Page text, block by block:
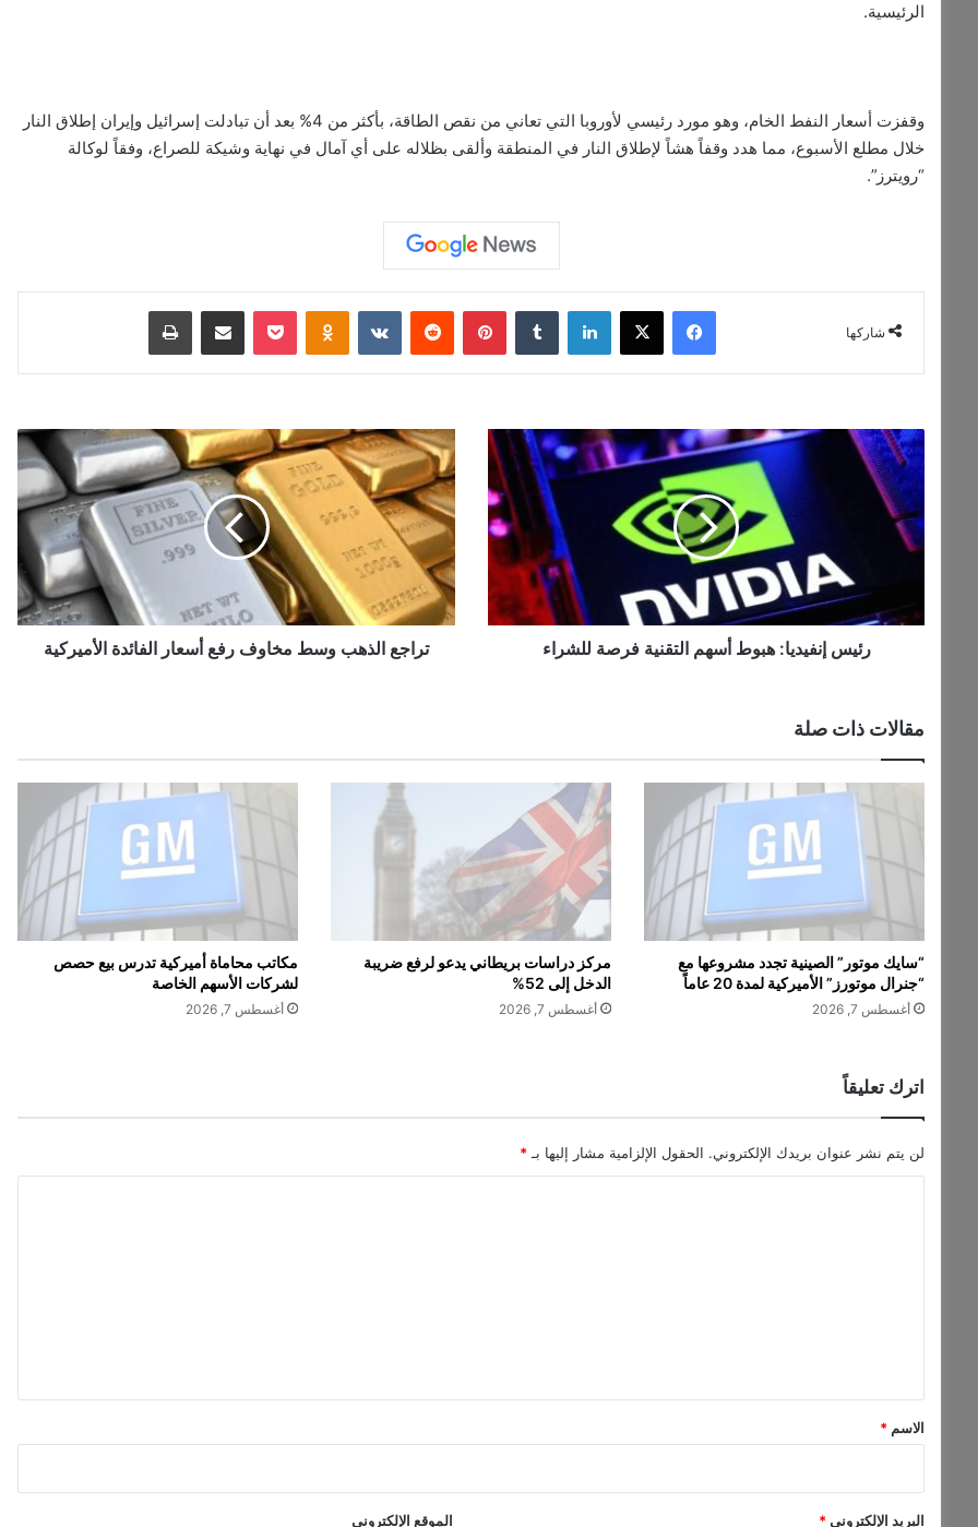
الرئيسية.
وقفزت أسعار النفط الخام، وهو مورد رئيسي لأوروبا التي تعاني من نقص الطاقة، بأكثر من 4% بعد أن تبادلت إسرائيل وإيران إطلاق النار
خلال مطلع الأسبوع، مما هدد وقفاً هشاً لإطلاق النار في المنطقة وألقى بظلاله على أي آمال في نهاية وشيكة للصراع، وفقاً لوكالة
“رويترز”.
شاركها
فيسبوك ‫X لينكدإن ‏Tumblr بينتيريست ‏Reddit
‏VKontakte
Odnoklassniki
‫Pocket مشاركة عبر البريد طباعة
ر
ئ
س
إ
ن
د
ب
و
ط
ت
ق
ي
ر
ة
ل
ل
رئيس إنفيديا: هبوط أسهم التقنية فرصة للشراء
ت
ر
ا
ج
ع
ا
ل
ذ
ه
خ
ا
ر
ف
أ
س
ع
ة
تراجع الذهب وسط مخاوف رفع أسعار الفائدة الأميركية
مقالات ذات صلة
“سايك موتور” الصينية تجدد مشروعها مع
“جنرال موتورز” الأميركية لمدة 20 عاماً
أغسطس 7, 2026
مركز دراسات بريطاني يدعو لرفع ضريبة
الدخل إلى 52%
أغسطس 7, 2026
مكاتب محاماة أميركية تدرس بيع حصص
لشركات الأسهم الخاصة
أغسطس 7, 2026
اترك تعليقاً
لن يتم نشر عنوان بريدك الإلكتروني. الحقول الإلزامية مشار إليها بـ*
*
الاسم *
البريد الإلكتروني* الموقع الإلكتروني